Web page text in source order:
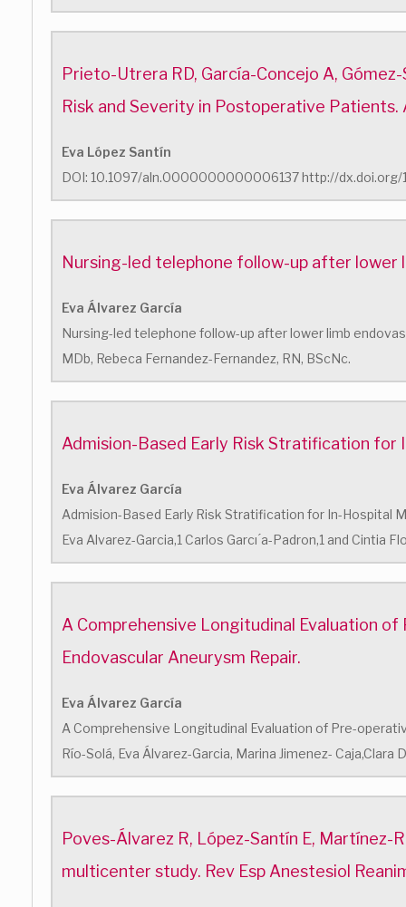
Prieto-Utrera RD, García-Concejo A,
Risk and Severity in Postoperative
Eva López Santín
DOI: 10.1097/aln.0000000000006137 http://
Nursing-led telephone follow-up after lower
Eva Álvarez García
Nursing-led telephone follow-up after lower limb
MDb, Rebeca Fernandez-Fernandez, RN, BScNc.
Admision-Based Early Risk Stratification for
Eva Álvarez García
Admision-Based Early Risk Stratification for In-Hospital
Eva Alvarez-Garcia,1 Carlos Garcı ́a-Padron,1 and Cintia
A Comprehensive Longitudinal Evaluation
Endovascular Aneurysm Repair.
Eva Álvarez García
A Comprehensive Longitudinal Evaluation of Pre-
Río-Solá, Eva Álvarez-Garcia, Marina Jimenez-
Poves-Álvarez R, López-Santín E, Martínez-
multicenter study. Rev Esp Anestesiol